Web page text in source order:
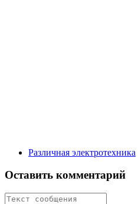
Различная электротехника
Оставить комментарий